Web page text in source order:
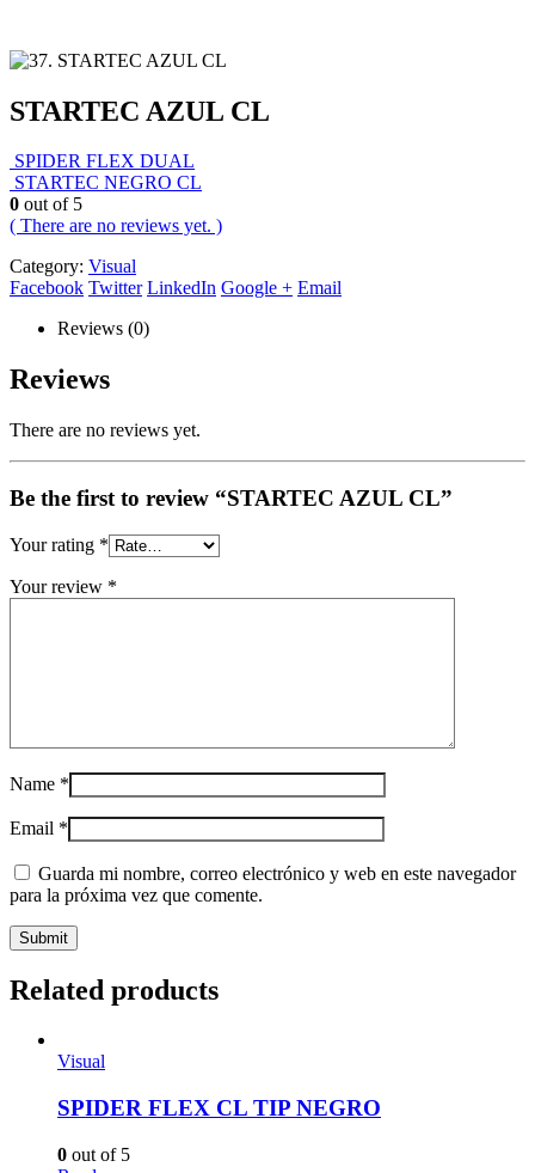
STARTEC AZUL CL
SPIDER FLEX DUAL
STARTEC NEGRO CL
0 out of 5
( There are no reviews yet. )
Category: Visual
Facebook Twitter LinkedIn Google + Email
Reviews (0)
Reviews
There are no reviews yet.
Be the first to review “STARTEC AZUL CL”
Your rating *
Your review *
Name *
Email *
Guarda mi nombre, correo electrónico y web en este navegador
para la próxima vez que comente.
Related products
Visual
SPIDER FLEX CL TIP NEGRO
0 out of 5